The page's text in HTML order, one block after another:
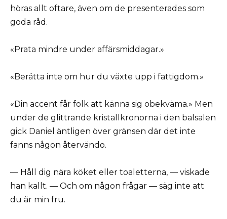
höras allt oftare, även om de presenterades som
goda råd.
«Prata mindre under affärsmiddagar.»
«Berätta inte om hur du växte upp i fattigdom.»
«Din accent får folk att känna sig obekväma.» Men
under de glittrande kristallkronorna i den balsalen
gick Daniel äntligen över gränsen där det inte
fanns någon återvändo.
— Håll dig nära köket eller toaletterna, — viskade
han kallt. — Och om någon frågar — säg inte att
du är min fru.